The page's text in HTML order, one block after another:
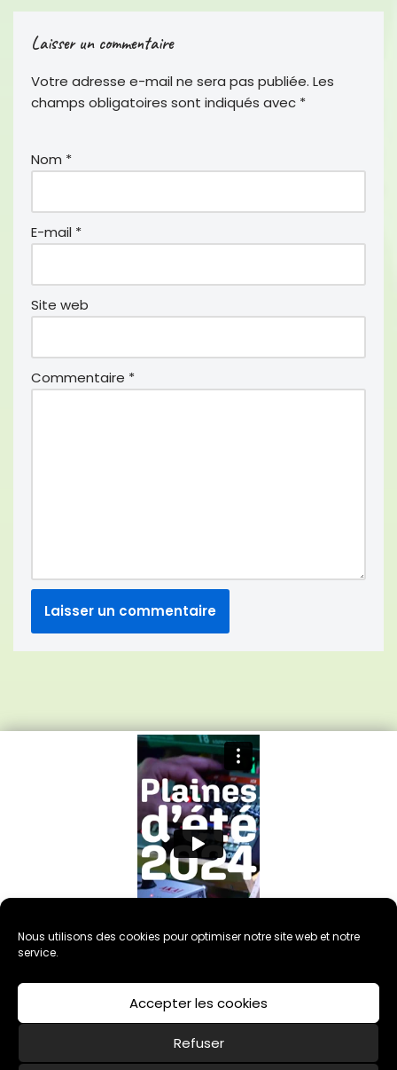
Nous utilisons des cookies pour optimiser notre site web et notre
service.
Accepter les cookies
Refuser
e
b
o
t
t
r
i
l
Laisser un commentaire
Votre adresse e-mail ne sera pas publiée. Les
champs obligatoires sont indiqués avec *
Nom *
E-mail *
Site web
Commentaire *